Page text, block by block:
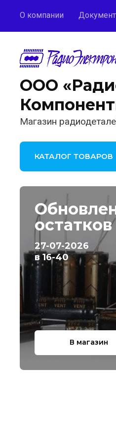
О компании
ООО
Магазин
КАТАЛОГ ТОВАРОВ
остатков
27-07-2026
в 16-40
В магазин